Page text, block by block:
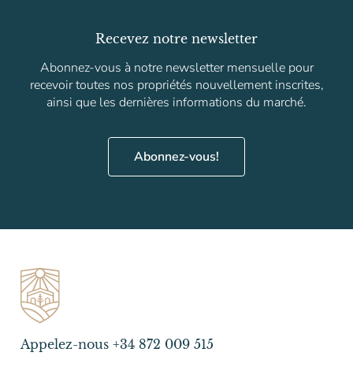
Recevez notre newsletter
Abonnez-vous à notre newsletter mensuelle pour
recevoir toutes nos propriétés nouvellement inscrites,
ainsi que les dernières informations du marché.
Abonnez-vous!
Appelez-nous +34 872 009 515